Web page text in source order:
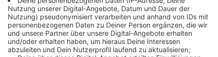
besonderen Video-Interview „Fünf für". Dabei wird
keine einzige Frage gestellt, sondern dem Gast
einfach fünf Dinge in die Hand gedrückt, zu denen er
das erzählt, was ihm als Erstes einfällt. Keine
Standardantworten, keine Promotionaussagen -